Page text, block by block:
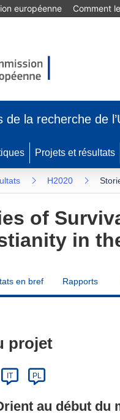
européenne Comment
la recherche de
Projets et résultats
H2020
of
in
en bref Rapports
projet
IT PL
au début du